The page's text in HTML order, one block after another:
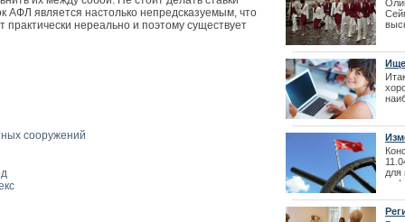
АФЛ является настолько непредсказуемым, что
нереально и поэтому существует
сооружений
для